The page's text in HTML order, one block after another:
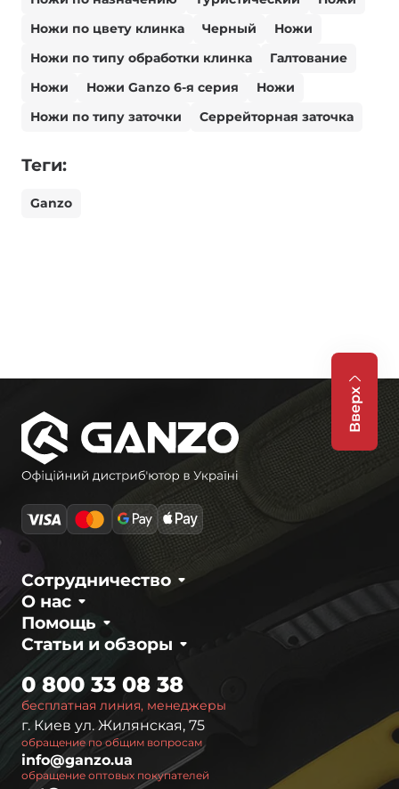
Ножи по цвету клинка
Черный
Ножи
Ножи по типу обработки клинка
Галтование
Ножи
Ножи Ganzo 6-я серия
Ножи
Ножи по типу заточки
Серрейторная заточка
Теги:
Ganzo
Вверх
О нас
Сотрудничество
Статьи и обзоры
Помощь
бесплатная линия, менеджеры
0 800 33 08 38
г. Киев ул. Жилянская, 75
обращение по общим вопросам
info@ganzo.ua
обращение оптовых покупателей